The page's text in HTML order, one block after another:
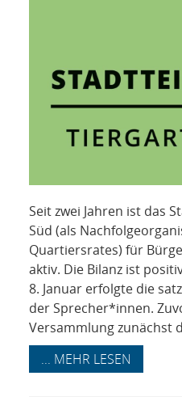
Seit zwei Jahren ist das
Süd (als
Quartiersrates) für
aktiv. Die Bilanz ist
8. Januar erfolgte die
der Sprecher*innen.
Versammlung zunächst
... MEHR LESEN